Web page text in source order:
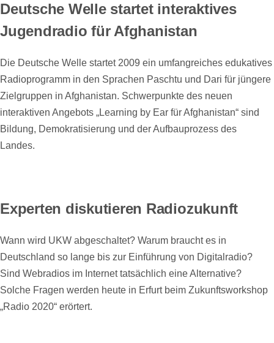
Deutsche Welle startet interaktives
Jugendradio für Afghanistan
Die Deutsche Welle startet 2009 ein umfangreiches edukatives
Radioprogramm in den Sprachen Paschtu und Dari für jüngere
Zielgruppen in Afghanistan. Schwerpunkte des neuen
interaktiven Angebots „Learning by Ear für Afghanistan“ sind
Bildung, Demokratisierung und der Aufbauprozess des
Landes.
Experten diskutieren Radiozukunft
Wann wird UKW abgeschaltet? Warum braucht es in
Deutschland so lange bis zur Einführung von Digitalradio?
Sind Webradios im Internet tatsächlich eine Alternative?
Solche Fragen werden heute in Erfurt beim Zukunftsworkshop
„Radio 2020“ erörtert.